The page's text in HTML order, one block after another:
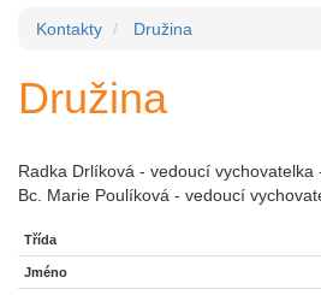
Kontakty Družina
Družina
Radka Drlíková - vedoucí vychovatelka
Bc. Marie Poulíková - vedoucí